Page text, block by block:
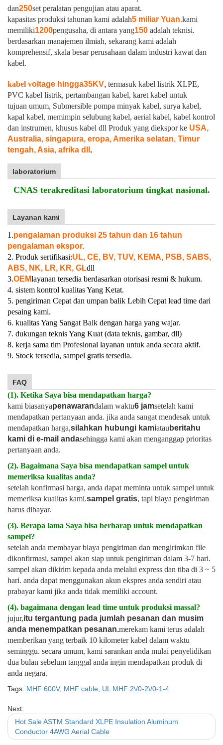
dan250set peralatan pengujian atau aparat.
kapasitas produksi tahunan kami adalah5 miliar Yuan.kami
memiliki1200pengusaha, di antara yang150 adalah teknisi.
berdasarkan manajemen ilmiah, sekarang kami adalah
komprehensif, skala besar perusahaan dalam industri kawat dan
kabel.
kabel voltage hingga35KV, termasuk kabel listrik XLPE,
PVC kabel listrik, pertambangan kabel, karet kabel untuk
tujuan umum, Submersible pompa minyak kabel, surya kabel,
kapal kabel, memimpin selubung kabel, aerial kabel, kabel kontrol
dan instrumen, khusus kabel dll Produk yang diekspor ke USA,
Australia, singapura, eropa, Amerika selatan, Timur
tengah, Asia, afrika dll .
laboratorium
CNAS terakreditasi laboratorium tingkat nasional.
Layanan kami
1.pengalaman produksi 25 tahun dan 16 tahun
pengalaman ekspor.
2. Produk sertifikasi:UL, CE, BV, TUV, KEMA, PSB, SABS,
ABS, NK, LR, KR, GLdll
3.OEMlayanan tersedia berdasarkan otorisasi resmi & hukum.
4. sistem kontrol kualitas Yang Ketat.
5. pengiriman Cepat dan umpan balik Lebih Cepat lead time dari
pesaing kami.
6. kualitas Yang Sangat Baik dengan harga yang wajar.
7. dukungan teknis Yang Kuat (data teknis, gambar, dll)
8. kerja sama tim Profesional layanan untuk anda secara aktif.
9. Stock tersedia, sampel gratis tersedia.
FAQ
(1). Ketika Saya bisa mendapatkan harga?
kami biasanyapenawarandalam waktu6 jamsetelah kami
mendapatkan pertanyaan anda. jika anda sangat mendesak untuk
mendapatkan harga,silahkan hubungi kamiatau beritahu
kami di e-mail andasehingga kami akan menganggap prioritas
pertanyaan anda.
(2). Bagaimana Saya bisa mendapatkan sampel untuk
memeriksa kualitas anda?
setelah konfirmasi harga, anda dapat meminta untuk sampel untuk
memeriksa kualitas kami.sampel gratis, tapi biaya pengiriman
harus dibayar.
(3). Berapa lama Saya bisa berharap untuk mendapatkan
sampel?
setelah anda membayar biaya pengiriman dan mengirimkan file
dikonfirmasi, sampel akan siap untuk pengiriman dalam 3-7 hari.
sampel akan dikirim kepada anda melalui express dan tiba di 3 ~ 5
hari. anda dapat menggunakan akun ekspres anda sendiri atau
prabayar kami jika anda tidak memiliki account.
(4). bagaimana dengan lead time untuk produksi massal?
jujur,itu tergantung pada jumlah pesanan dan musim
anda menempatkan pesanan.merekam kami terus adalah
memberikan yang terbaik 10 kilometer kabel dalam waktu
seminggu. secara umum, kami sarankan anda mulai penyelidikan
dua bulan sebelum tanggal anda ingin mendapatkan produk di
anda negara.
Tags: MHF 600V, MHF cable UL MHF 2\/0-2\/0-1-4
Next:
Hot Sale ASTM Standard XLPE Insulation Aluminum
Conductor 4AWG Aerial Cable